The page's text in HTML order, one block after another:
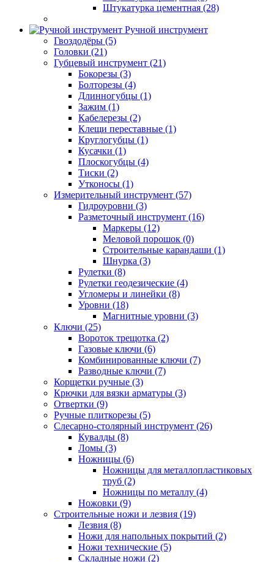
Штукатурка цементная (28)
Ручной инструмент
Гвоздодёры (5)
Головки (21)
Губцевый инструмент (21)
Бокорезы (3)
Болторезы (4)
Длинногубцы (1)
Зажим (1)
Кабелерезы (2)
Клещи переставные (1)
Круглогубцы (1)
Кусачки (1)
Плоскогубцы (4)
Тиски (2)
Утконосы (1)
Измерительный инструмент (57)
Гидроуровни (3)
Разметочный инструмент (16)
Маркеры (12)
Меловой порошок (0)
Строительные карандаши (1)
Шнурка (3)
Рулетки (8)
Рулетки геодезические (4)
Угломеры и линейки (8)
Уровни (18)
Магнитные уровни (3)
Ключи (25)
Вороток трещотка (2)
Газовые ключи (6)
Комбинированные ключи (7)
Разводные ключи (7)
Корщетки ручные (3)
Крючки для вязки арматуры (3)
Отвертки (9)
Ручные плиткорезы (5)
Слесарно-столярный инструмент (26)
Кувалды (8)
Ломы (3)
Ножницы (6)
Ножницы для металлопластиковых
труб (2)
Ножницы по металлу (4)
Ножовки (9)
Строительные ножи и лезвия (19)
Лезвия (8)
Ножи для напольных покрытий (2)
Ножи технические (5)
Складные ножи (2)